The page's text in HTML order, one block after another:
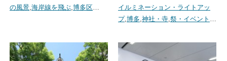
の風景,海岸線を飛ぶ,博多区…
イルミネーション・ライトアッ
プ,博多,神社・寺,祭・イベント …